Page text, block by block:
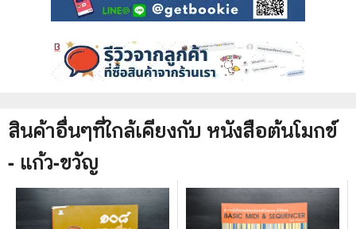
สินค้าอื่นๆที่ใกล้เคียงกับ หนังสือต้นโมกข์
- แก้ว-ขวัญ